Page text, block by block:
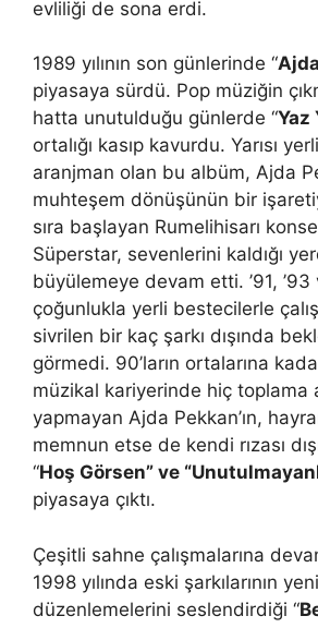
evliliği de sona erdi.
1989 yılının son günlerinde “
piyasaya sürdü. Pop müziğin
hatta unutulduğu günlerde “Yaz
ortalığı kasıp kavurdu. Yarısı
aranjman olan bu albüm, Ajda
muhteşem dönüşünün bir
sıra başlayan Rumelihisarı
Süperstar, sevenlerini kaldığı
büyülemeye devam etti. ’91, ’93
çoğunlukla yerli bestecilerle
sivrilen bir kaç şarkı dışında
görmedi. 90’ların ortalarına
müzikal kariyerinde hiç toplama
yapmayan Ajda Pekkan’ın,
memnun etse de kendi rızası
“Hoş Görsen” ve
piyasaya çıktı.
Çeşitli sahne çalışmalarına
1998 yılında eski şarkılarının yeni
düzenlemelerini seslendirdiği “